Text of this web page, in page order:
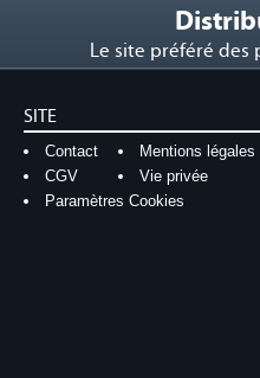
Le site préféré des
SITE
Contact
Mentions légales
CGV
Vie privée
Paramètres Cookies